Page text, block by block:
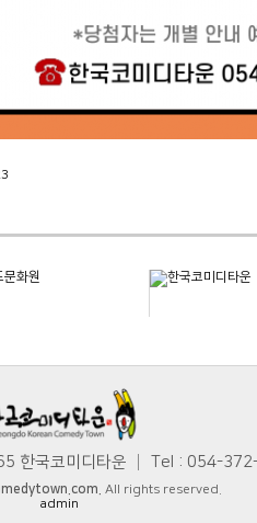
한국코미디타운 │ Tel : 054-
All rights reserved.
admin